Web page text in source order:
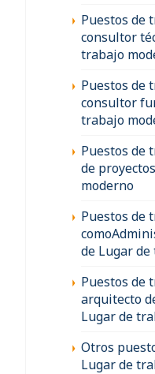
Puestos de
consultor
trabajo
Puestos de
consultor
trabajo
Puestos de
de
moderno
Puestos de
de Lugar
Puestos de
arquitecto
Lugar de
Otros
Lugar de